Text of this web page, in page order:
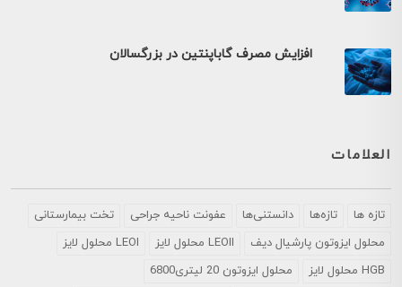
افزایش مصرف گاباپنتین در بزرگسالان
العلامات
تازه ها تازه‌ها دانستنی‌ها عفونت ناحیه جراحی
تخت بیمارستانی
محلول ايزوتون پارشيال ديف
LEOII محلول لایز
LEOI محلول لایز
HGB محلول لایز
محلول ایزوتون 20 لیتری6800